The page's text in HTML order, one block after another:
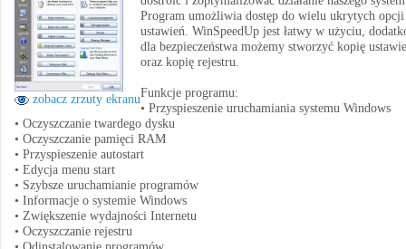
zobacz zrzuty ekranu
Program umożliwia dostęp do wielu ukrytych
ustawień. WinSpeedUp jest łatwy w użyciu,
dla bezpieczeństwa możemy stworzyć kopię
oraz kopię rejestru.
Funkcje programu:
• Przyspieszenie uruchamiania systemu Windows
• Oczyszczanie twardego dysku
• Oczyszczanie pamięci RAM
• Przyspieszenie autostart
• Edycja menu start
• Szybsze uruchamianie programów
• Informacje o systemie Windows
• Zwiększenie wydajności Internetu
• Oczyszczanie rejestru